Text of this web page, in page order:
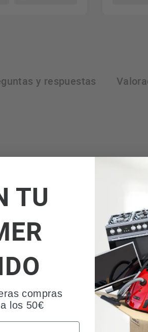
y respuestas
perfecta para mantener tu hogar
la casa sin complicaciones.
TU
compras
los 50€